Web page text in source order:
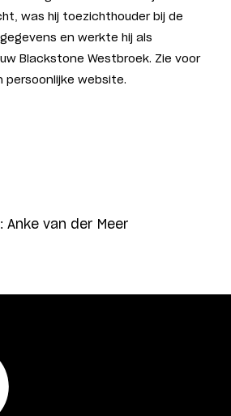
was hij toezichthouder bij de
en werkte hij als
Blackstone Westbroek. Zie voor
persoonlijke website.
van der Meer